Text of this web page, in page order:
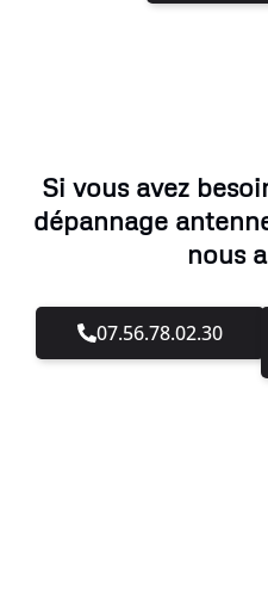
Si vous avez
dépannage
nous
07.56.78.02.30